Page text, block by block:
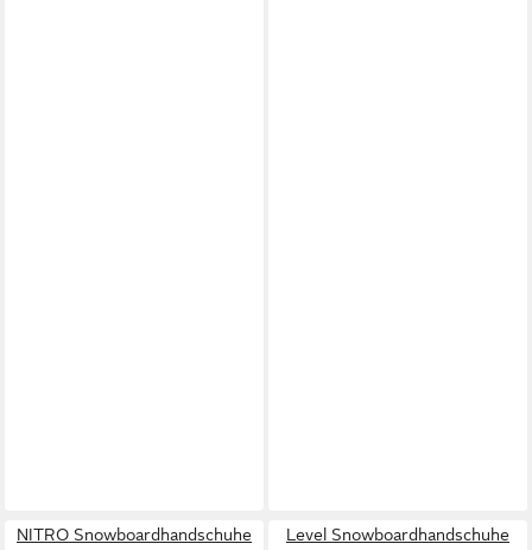
NITRO Snowboardhandschuhe Level Snowboardhandschuhe